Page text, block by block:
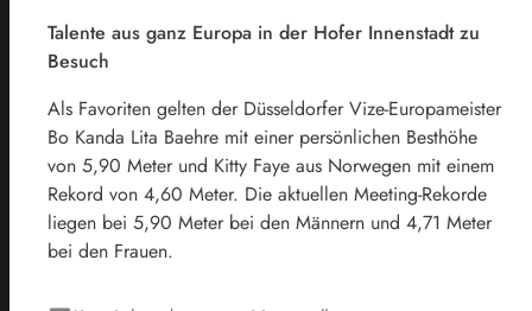
Talente aus ganz Europa in der Hofer Innenstadt zu
Besuch
Als Favoriten gelten der Düsseldorfer Vize-Europameister
Bo Kanda Lita Baehre mit einer persönlichen Besthöhe
von 5,90 Meter und Kitty Faye aus Norwegen mit einem
Rekord von 4,60 Meter. Die aktuellen Meeting-Rekorde
liegen bei 5,90 Meter bei den Männern und 4,71 Meter
bei den Frauen.